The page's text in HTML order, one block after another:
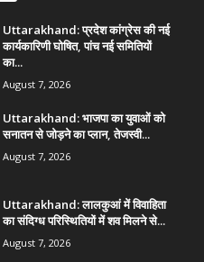
Uttarakhand: प्रदेश कांग्रेस की नई
कार्यकारिणी घोषित, पांच नई समितियों
का...
August 7, 2026
Uttarakhand: भाजपा का युवाओं को
सनातन से जोड़ने का प्लान, तेजस्वी...
August 7, 2026
Uttarakhand: लालकुआं में विवाहिता
का संदिग्ध परिस्थितियों में शव मिलने से...
August 7, 2026